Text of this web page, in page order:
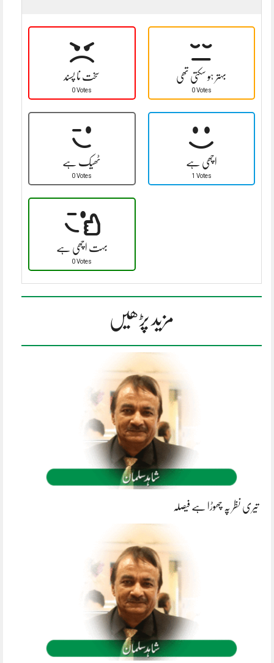
سخت نا پسند
0 Votes
بہتر ہو سکتی تھی
0 Votes
ٹھیک ہے
0 Votes
اچھی ہے
1 Votes
بہت اچھی ہے
0 Votes
مزید پڑھیں
تیری نظر پہ چھوڑا ہے فیصلہ